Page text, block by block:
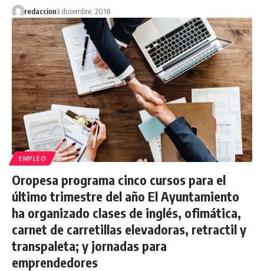
redaccion3 diciembre, 2018
EMPLEO
Oropesa programa cinco cursos para el
último trimestre del año El Ayuntamiento
ha organizado clases de inglés, ofimática,
carnet de carretillas elevadoras, retractil y
transpaleta; y jornadas para
emprendedores